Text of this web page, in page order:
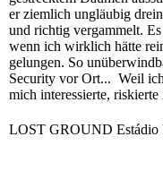
er ziemlich ungläubig
und richtig vergammelt.
wenn ich wirklich hätte
gelungen. So
Security vor Ort... Weil
mich interessierte,
LOST GROUND Estádio